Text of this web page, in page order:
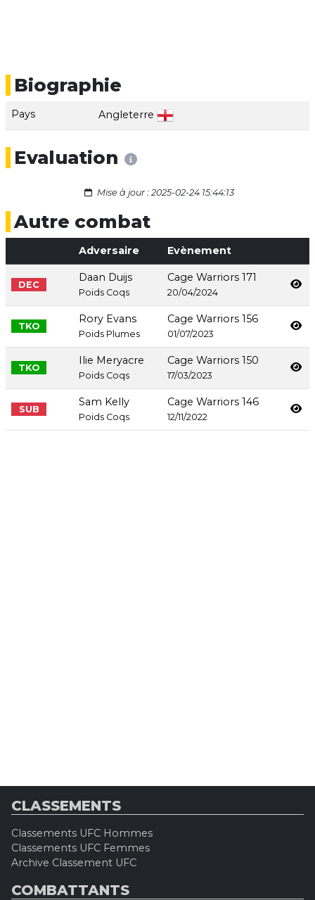
Biographie
Pays Angleterre
Evaluation
Mise à jour : 2025-02-24 15:44:13
Autre combat
Adversaire Evènement
DEC
Daan Duijs
Poids Coqs
Cage Warriors 171
20/04/2024
TKO
Rory Evans
Poids Plumes
Cage Warriors 156
01/07/2023
TKO
Ilie Meryacre
Poids Coqs
Cage Warriors 150
17/03/2023
SUB
Sam Kelly
Poids Coqs
Cage Warriors 146
12/11/2022
CLASSEMENTS
Classements UFC Hommes
Classements UFC Femmes
Archive Classement UFC
COMBATTANTS